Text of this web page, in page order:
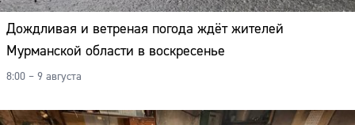
Дождливая и ветреная погода ждёт жителей
Мурманской области в воскресенье
8:00 – 9 августа